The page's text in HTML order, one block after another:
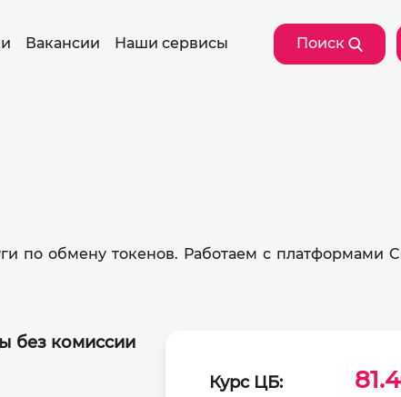
Вакансии Наши сервисы Поиск
по обмену токенов. Работаем с платформами
без комиссии
Курс ЦБ: